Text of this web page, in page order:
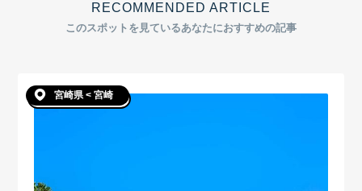
RECOMMENDED ARTICLE
このスポットを見ているあなたにおすすめの記事
宮崎県 < 宮崎